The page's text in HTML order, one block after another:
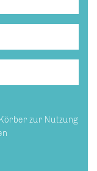
zur Nutzung